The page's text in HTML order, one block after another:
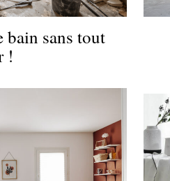
bain sans tout
!